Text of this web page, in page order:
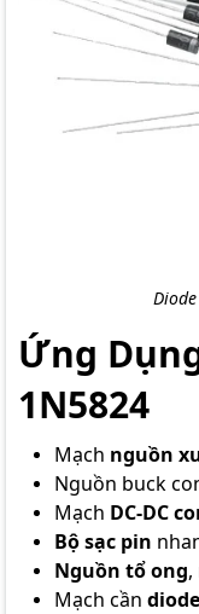
Ứng
1N5824
Mạch nguồn
Nguồn buck
Mạch DC-DC
Bộ sạc pin
Nguồn tổ ong
Mạch cần